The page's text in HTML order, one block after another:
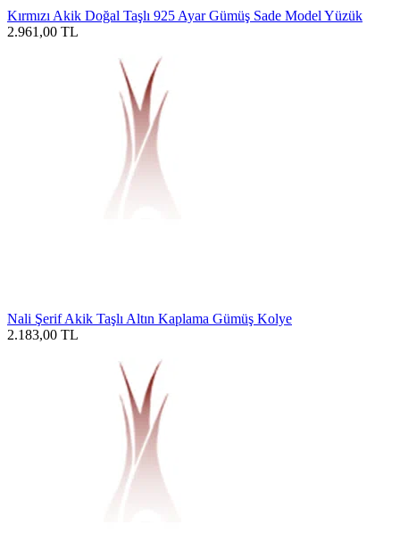
Kırmızı Akik Doğal Taşlı 925 Ayar Gümüş Sade Model Yüzük
2.961,00 TL
Nali Şerif Akik Taşlı Altın Kaplama Gümüş Kolye
2.183,00 TL